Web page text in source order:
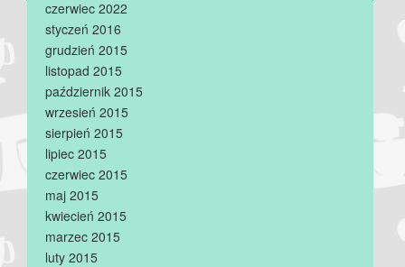
czerwiec 2022
styczeń 2016
grudzień 2015
listopad 2015
październik 2015
wrzesień 2015
sierpień 2015
lipiec 2015
czerwiec 2015
maj 2015
kwiecień 2015
marzec 2015
luty 2015